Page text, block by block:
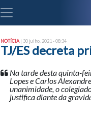
NOTÍCIA | 30 julho, 2021 - 08:34
TJ/ES decreta
Na tarde desta quinta-
Lopes e Carlos
unanimidade, o
justifica diante da